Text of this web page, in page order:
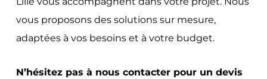
vous proposons des solutions sur mesure,
adaptées à vos besoins et à votre budget.
N’hésitez pas à nous contacter pour un devis